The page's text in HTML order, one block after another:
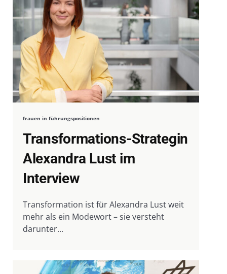
frauen in führungspositionen
Transformations-Strategin
Alexandra Lust im
Interview
Transformation ist für Alexandra Lust weit
mehr als ein Modewort – sie versteht
darunter...